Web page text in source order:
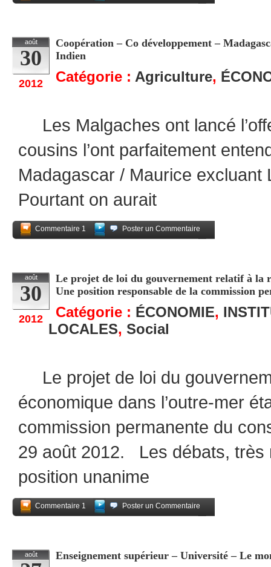
août
30
2012
Coopération – Co développement –
Indien
Catégorie : Agriculture,
Les Malgaches ont lancé
cousins l’ont parfaitement
Madagascar / Maurice excluant
Pourtant on aurait
Commentaire 1
Poster un Commentaire
août
30
2012
Le projet de loi du gouvernement relatif à la
Une position responsable de la commission
Catégorie : ÉCONOMIE,
LOCALES, Social
Le projet de loi du
économique dans l’outre-mer
commission permanente du
29 août 2012. Les débats, très
position unanime
Commentaire 1
Poster un Commentaire
août Enseignement supérieur – Université – Le